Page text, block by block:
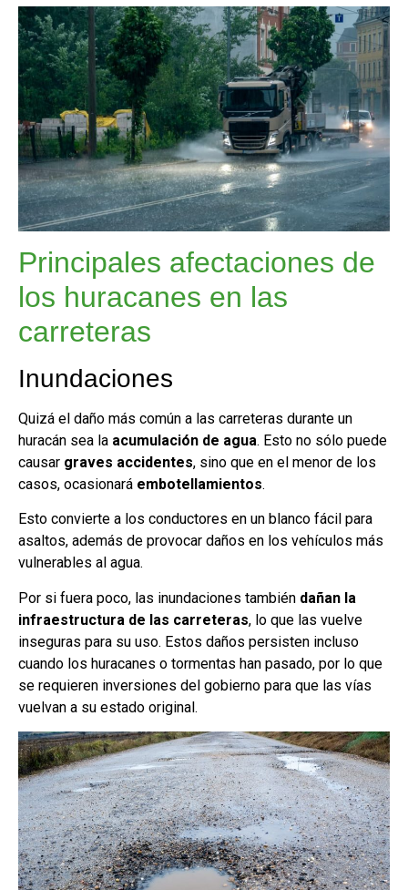
Principales afectaciones de
los huracanes en las
carreteras
Inundaciones
Quizá el daño más común a las carreteras durante un
huracán sea la acumulación de agua. Esto no sólo puede
causar graves accidentes, sino que en el menor de los
casos, ocasionará embotellamientos.
Esto convierte a los conductores en un blanco fácil para
asaltos, además de provocar daños en los vehículos más
vulnerables al agua.
Por si fuera poco, las inundaciones también dañan la
infraestructura de las carreteras, lo que las vuelve
inseguras para su uso. Estos daños persisten incluso
cuando los huracanes o tormentas han pasado, por lo que
se requieren inversiones del gobierno para que las vías
vuelvan a su estado original.